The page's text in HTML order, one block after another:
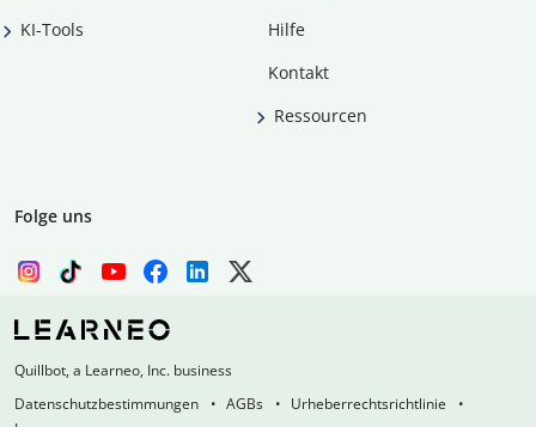
KI-Tools
Hilfe
Kontakt
Ressourcen
Folge uns
Quillbot, a Learneo, Inc. business
Datenschutzbestimmungen
AGBs
Urheberrechtsrichtlinie